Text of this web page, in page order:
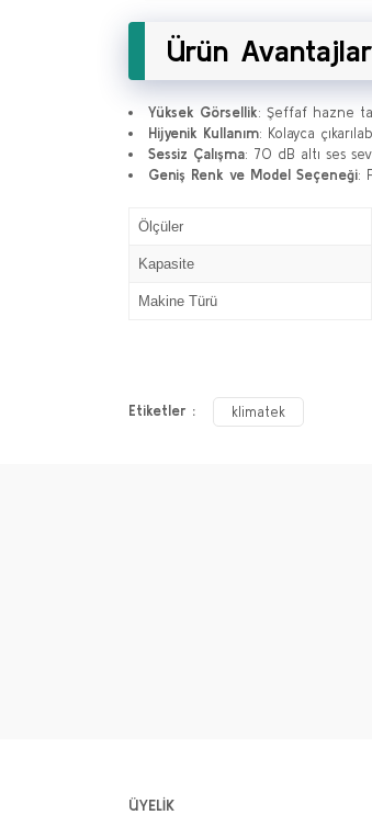
Ürün
Yüksek Görsellik: Şeffaf hazne
Hijyenik Kullanım: Kolayca
Sessiz Çalışma: 70 dB altı ses
Geniş Renk ve Model Seçeneği:
Ölçüler
Kapasite
Makine Türü
Etiketler : klimatek
ÜYELİK